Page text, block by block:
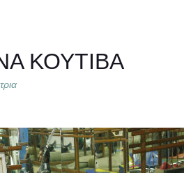
ΚΟΥΤΊΒΑ